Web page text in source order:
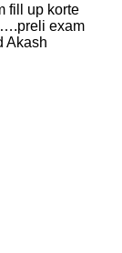
fill up korte
exam
Akash